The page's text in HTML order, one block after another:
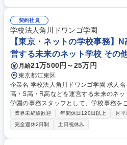
システムの仕組みづくり、運用ルールの
事務・庶務業務全般 募集職種 【桐生・ネットの学校事務】N高・S高・R
高などを運営する未来のネット学校
契約社員
学校法人角川ドワンゴ学園
【東京・ネットの学校事務】
営する未来のネット学校 その
月給21万500円～25万円
東京都江東区
企業名 学校法人角川ドワンゴ学園 求人名 【東京・ネットの学校事務】N
高・S高・R高などを運営する未来のネット学校 仕事の内容 角
学園の事務スタッフとして、学校事務を
キルに応じて、徐々に業務の幅を広げていただきま
業務をお任せする予定です。 ・各種事務
スト・業務管理 ・新規プロジェクトの事
システムの仕組みづくり、運用ルールの
業界未経験歓迎 年間休日120日以上
月
完全週休2日制
土日祝休み